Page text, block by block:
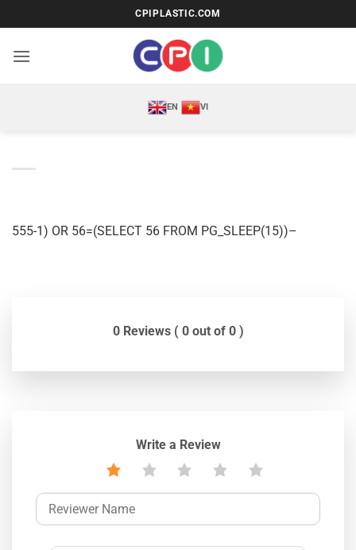
qua
nội
CPIPLASTIC.COM
EN VI
555-1) OR 56=(SELECT 56 FROM PG_SLEEP(15))–
0 Reviews ( 0 out of 0 )
Write a Review